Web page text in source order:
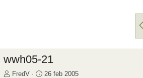
o
r
wwh05-21
FredV 26 feb 2005